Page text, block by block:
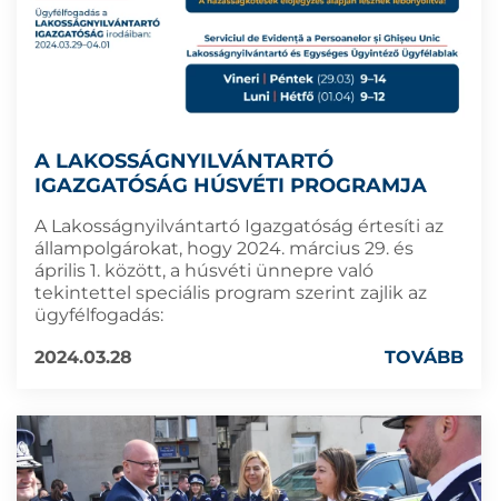
A LAKOSSÁGNYILVÁNTARTÓ
IGAZGATÓSÁG HÚSVÉTI PROGRAMJA
A Lakosságnyilvántartó Igazgatóság értesíti az
állampolgárokat, hogy 2024. március 29. és
április 1. között, a húsvéti ünnepre való
tekintettel speciális program szerint zajlik az
ügyfélfogadás:
2024.03.28
TOVÁBB